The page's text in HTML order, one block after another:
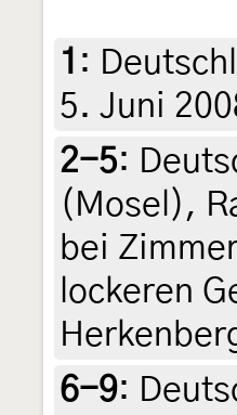
1 :
5. Juni
2-5:
(Mosel),
bei
lockeren
6-9: